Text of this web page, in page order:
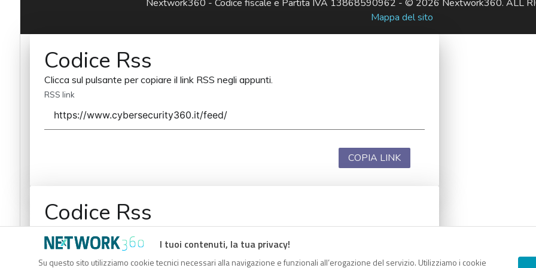
I tuoi contenuti, la tua privacy!
Su questo sito utilizziamo cookie tecnici necessari alla navigazione e funzionali all’erogazione del servizio. Utilizziamo i cookie
Nextwork360 - Codice fiscale e Partita IVA 13868590962 - © 2026 Nextwork360. ALL
Mappa del sito
Codice Rss
Clicca sul pulsante per copiare il link RSS negli appunti.
RSS link
COPIA LINK
Codice Rss
RSS link